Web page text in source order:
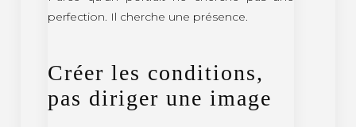
perfection. Il cherche une présence.
Créer les conditions,
pas diriger une image